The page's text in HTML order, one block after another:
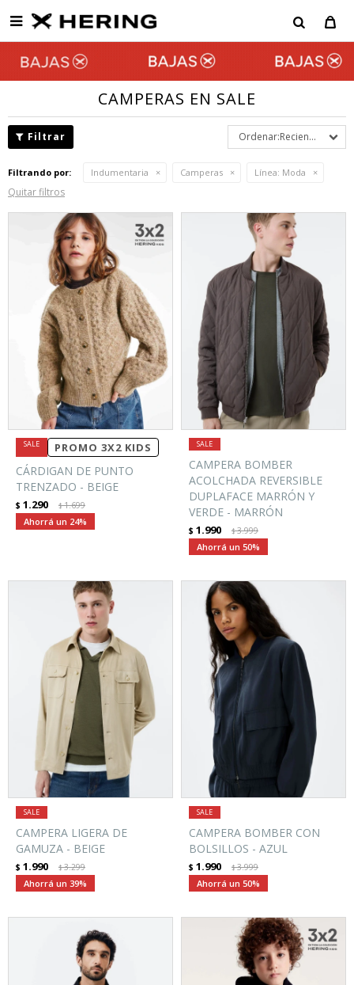

CAMPERAS EN SALE
Recientes
Filtrando por: Indumentaria Camperas Línea: Moda
Quitar filtros
PROMO 3X2 KIDS
CÁRDIGAN DE PUNTO
TRENZADO - BEIGE
$ 1.290 $1.699
24
CAMPERA BOMBER
ACOLCHADA REVERSIBLE
DUPLAFACE MARRÓN Y
VERDE - MARRÓN
$ 1.990 $3.999
50
CAMPERA LIGERA DE
GAMUZA - BEIGE
$ 1.990 $3.299
39
CAMPERA BOMBER CON
BOLSILLOS - AZUL
$ 1.990 $3.999
50